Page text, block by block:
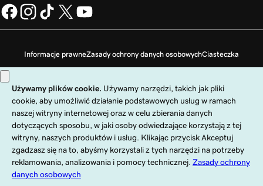
Informacje prawneZasady ochrony danych osobowychCiasteczka
Copyright © 1999 - 2026 GoDaddy Operating Company, LLC. Wszelkie prawa
zastrzeżone. Znak słowny GoDaddy jest zastrzeżonym znakiem towarowym
firmy GoDaddy Operating Company, LLC w Stanach Zjednoczonych i innych
krajach. Logo „GO” jest zastrzeżonym znakiem towarowym firmy
GoDaddy.com, LLC w Stanach Zjednoczonych.
Korzystanie z tej witryny podlega wyraźnie określonym warunkom
użytkowania. Korzystając z tej witryny, akceptujesz zobowiązania wynikające z